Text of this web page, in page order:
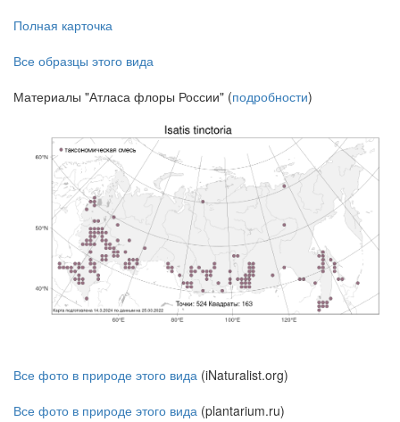
Полная карточка
Все образцы этого вида
Материалы "Атласа флоры России" (подробности)
Все фото в природе этого вида (iNaturalist.org)
Все фото в природе этого вида (plantarium.ru)